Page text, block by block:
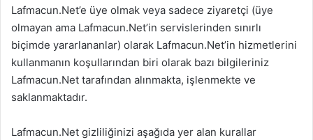
Lafmacun.Net’e üye olmak veya sadece ziyaretçi (üye
olmayan ama Lafmacun.Net’in servislerinden sınırlı
biçimde yararlananlar) olarak Lafmacun.Net’in hizmetlerini
kullanmanın koşullarından biri olarak bazı bilgileriniz
Lafmacun.Net tarafından alınmakta, işlenmekte ve
saklanmaktadır.
Lafmacun.Net gizliliğinizi aşağıda yer alan kurallar